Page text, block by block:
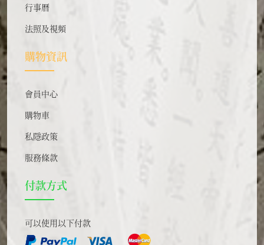
行事曆
法照及視頻
購物資訊
會員中心
購物車
私隱政策
服務條款
付款方式
可以使用以下付款